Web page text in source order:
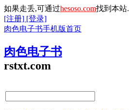
如果走丢,可通过hesoso.com找到本站.
[注册] [登录]
肉色电子书手机版首页
肉色电子书
rstxt.com